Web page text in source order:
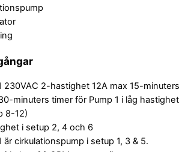
230VAC 2-hastighet 12A max 15-minuters
minuters timer för Pump 1 i låg hastighet
8-12)
i setup 2, 4 och 6
är cirkulationspump i setup 1, 3 & 5.